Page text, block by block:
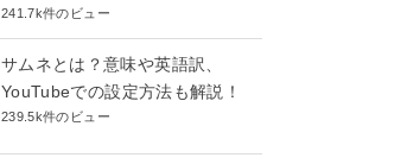
241.7k件のビュー
サムネとは？意味や英語訳、
YouTubeでの設定方法も解説！
239.5k件のビュー